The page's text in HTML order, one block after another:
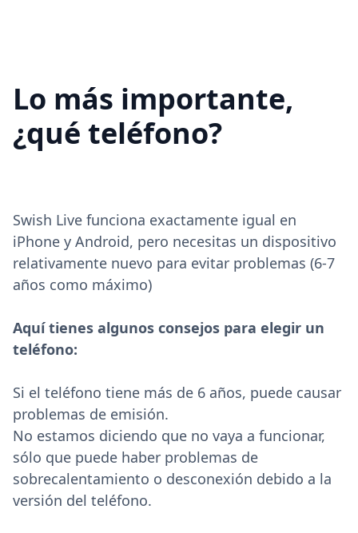
Lo más importante,
¿qué teléfono?
Swish Live funciona exactamente igual en
iPhone y Android, pero necesitas un dispositivo
relativamente nuevo para evitar problemas (6-7
años como máximo)
Aquí tienes algunos consejos para elegir un
teléfono:
Si el teléfono tiene más de 6 años, puede causar
problemas de emisión.
No estamos diciendo que no vaya a funcionar,
sólo que puede haber problemas de
sobrecalentamiento o desconexión debido a la
versión del teléfono.